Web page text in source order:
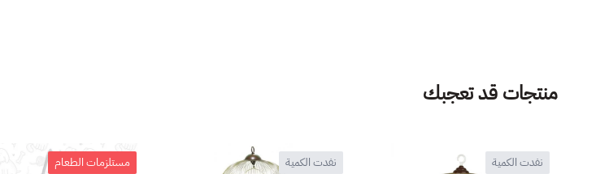
منتجات قد تعجبك
نفدت الكمية نفدت الكمية مستلزمات الطعام